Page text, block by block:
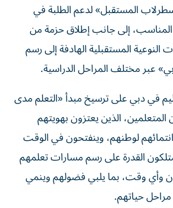
المستقبل» لدعم الطلبة في
المناسب، إلى جانب إطلاق حزمة من
النوعية المستقبلية الهادفة إلى رسم
عبر مختلف المراحل الدراسية.
في دبي على ترسيخ مبدأ «التعلم مدى
المتعلمين، الذين يعتزون بهويتهم
لوطنهم، وينفتحون في الوقت
القدرة على رسم مسارات تعلمهم
وأي وقت، بما يلبي فضولهم وينمي
حياتهم.